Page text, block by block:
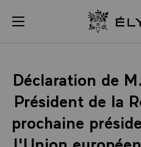
menu
Déclaration de
Président de la
prochaine
Panneau de gestion des cookies